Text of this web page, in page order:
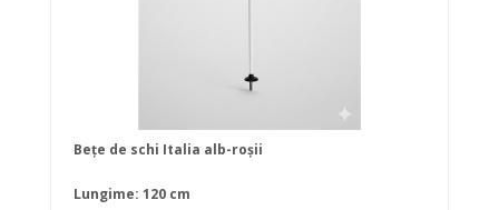
Bețe de schi Italia alb-roșii
Lungime: 120 cm